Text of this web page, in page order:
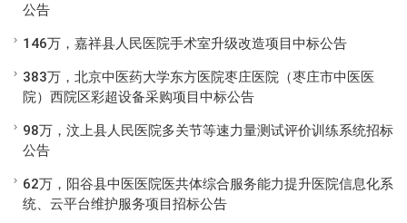
公告
146万，嘉祥县人民医院手术室升级改造项目中标公告
383万，北京中医药大学东方医院枣庄医院（枣庄市中医医
院）西院区彩超设备采购项目中标公告
98万，汶上县人民医院多关节等速力量测试评价训练系统招标
公告
62万，阳谷县中医医院医共体综合服务能力提升医院信息化系
统、云平台维护服务项目招标公告